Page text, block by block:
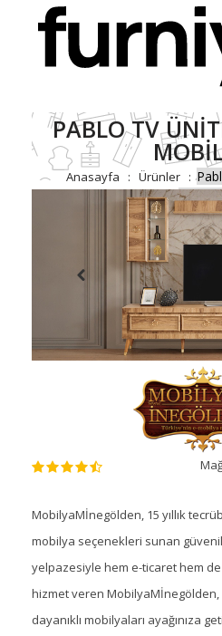
PABLO TV
Anasayfa Ürünler
MobilyaMİnegölden, 15 yıllık
mobilya seçenekleri sunan
yelpazesiyle hem e-ticaret hem de
hizmet veren MobilyaMİnegölden,
dayanıklı mobilyaları ayağınıza